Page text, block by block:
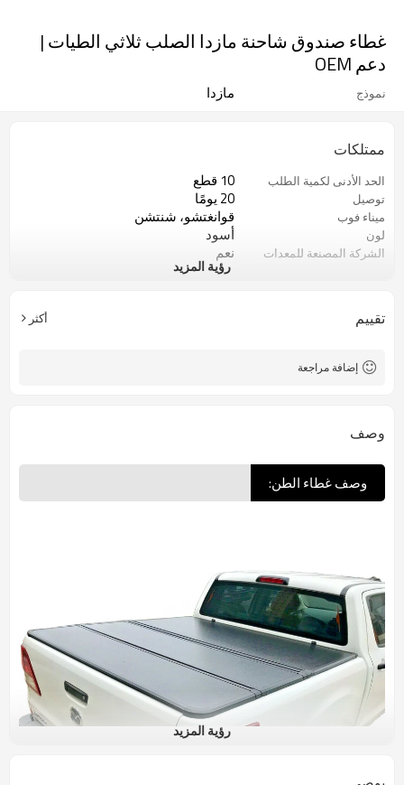
غطاء صندوق شاحنة مازدا الصلب ثلاثي الطيات |
دعم OEM
نموذج مازدا
ممتلكات
الحد الأدنى لكمية الطلب 10 قطع
توصيل 20 يومًا
ميناء فوب قوانغتشو، شنتشن
لون أسود
الشركة المصنعة للمعدات
نعم
للأشعة فوق البنفسجية، مقاوم للغبار
رؤية المزيد
تقييم أكثر
إضافة مراجعة
وصف
وصف غطاء الطن:
رؤية المزيد